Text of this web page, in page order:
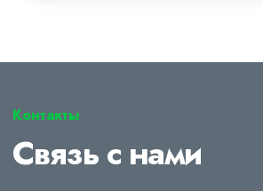
Контакты
Связь с нами